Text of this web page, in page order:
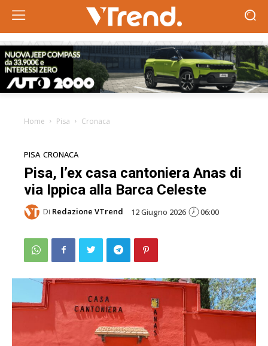
Home Pisa Cronaca
PISA CRONACA
Pisa, l’ex casa cantoniera Anas di
via Ippica alla Barca Celeste
Di Redazione VTrend 12 Giugno 2026 06:00